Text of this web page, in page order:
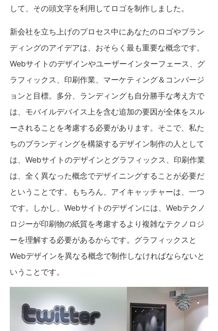
して、その頭文字を利用してロゴを制作しました。
新会社を立ち上げのプロセス中にあなたのロゴやブラン
ディングのアイデアは、おそらく最も重要な概念です。
Webサイトのデザインやユーザーインターフェース、グ
ラフィックス、印刷作業、マーケティング＆コンバージ
ョンと目標。多分、ランディングも自分勝手な考え方で
は、モバイルデバイス上を含む追加の要因が全体をスル
ーされることを考慮する必要があります。そこで、私た
ちのブランディングを構築するデザイン制作の人として
は、Webサイトのデザインとグラフィックス、印刷作業
は、全く異なった概念でデザイニングすることが必要だ
ということです。もちろん、アイキャッチャーは、一つ
です。しかし、Webサイトのデザインには、Webテクノ
ロジーが印刷物の紙質を考慮するより複雑なテクノロジ
ーを理解する必要があるからです。グラフィックスと
Webデザインを異なる概念で制作しなければならないと
いうことです。